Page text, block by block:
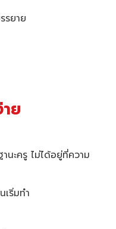
รยาย
ย
นะครู ไม่ได้อยู่ที่ความ
เริ่มทำ